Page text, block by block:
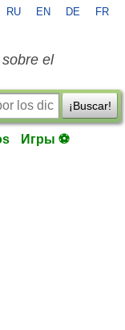
RU EN DE FR
el
¡Buscar!
Игры ⚽